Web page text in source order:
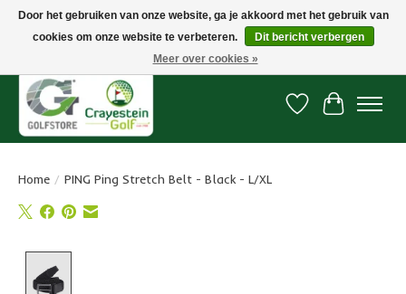
Snelle levering, gratis vanaf € 100. Onze oncourse Golfshop in Dordrecht is
Verlanglijst
Home / PING Ping Stretch Belt - Black - L/XL
Door het gebruiken van onze website, ga je akkoord met het gebruik van
cookies om onze website te verbeteren.
Dit bericht verbergen
Meer over cookies »